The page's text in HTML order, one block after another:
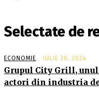
Selectate de
ECONOMIE IULIE 30, 2024
Grupul City Grill,
actori din industria